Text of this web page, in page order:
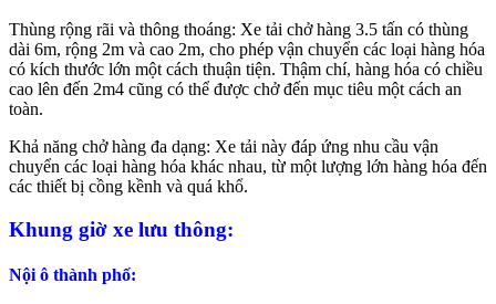
Thùng rộng rãi và thông thoáng: Xe tải chở hàng 3.5 tấn có thùng
dài 6m, rộng 2m và cao 2m, cho phép vận chuyển các loại hàng hóa
có kích thước lớn một cách thuận tiện. Thậm chí, hàng hóa có chiều
cao lên đến 2m4 cũng có thể được chở đến mục tiêu một cách an
toàn.
Khả năng chở hàng đa dạng: Xe tải này đáp ứng nhu cầu vận
chuyển các loại hàng hóa khác nhau, từ một lượng lớn hàng hóa đến
các thiết bị cồng kềnh và quá khổ.
Khung giờ xe lưu thông:
Nội ô thành phố: